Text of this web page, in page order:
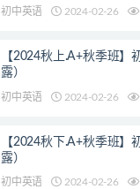
初中英语 2024-02-26
【2024秋上.A+秋季班】
露）
初中英语 2024-02-26
【2024秋下.A+秋季班】
露）
初中英语 2024-02-26